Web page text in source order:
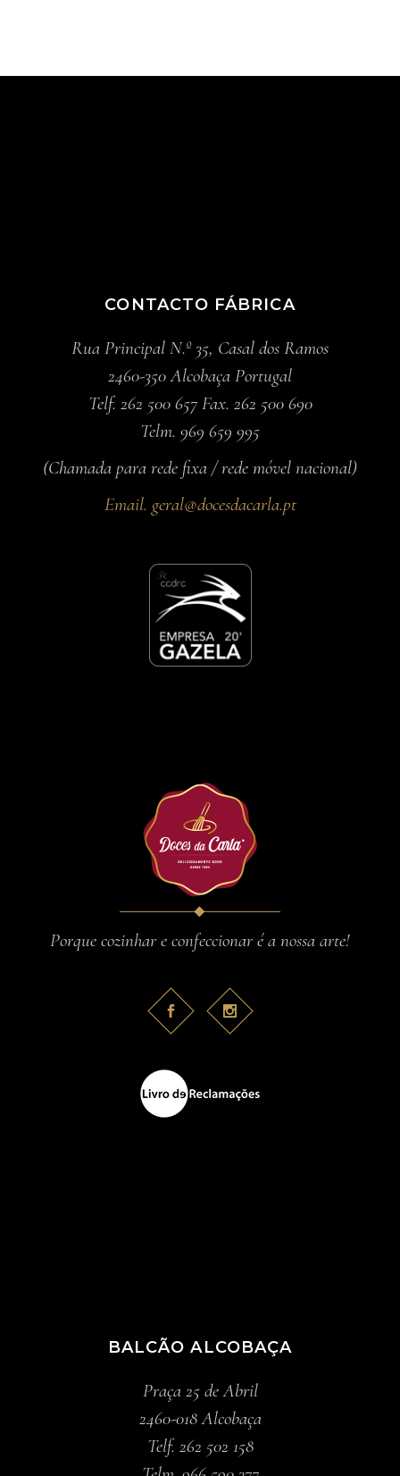
CONTACTO FÁBRICA
Rua Principal N.º 35, Casal dos Ramos
2460-350 Alcobaça Portugal
Telf. 262 500 657 Fax. 262 500 690
Telm. 969 659 995
(Chamada para rede fixa / rede móvel nacional)
Email. geral@docesdacarla.pt
Porque cozinhar e confeccionar é a nossa arte!
BALCÃO ALCOBAÇA
Praça 25 de Abril
2460-018 Alcobaça
Telf. 262 502 158